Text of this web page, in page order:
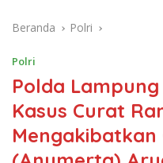
Beranda Polri
Polri
Polda
Kasus Curat